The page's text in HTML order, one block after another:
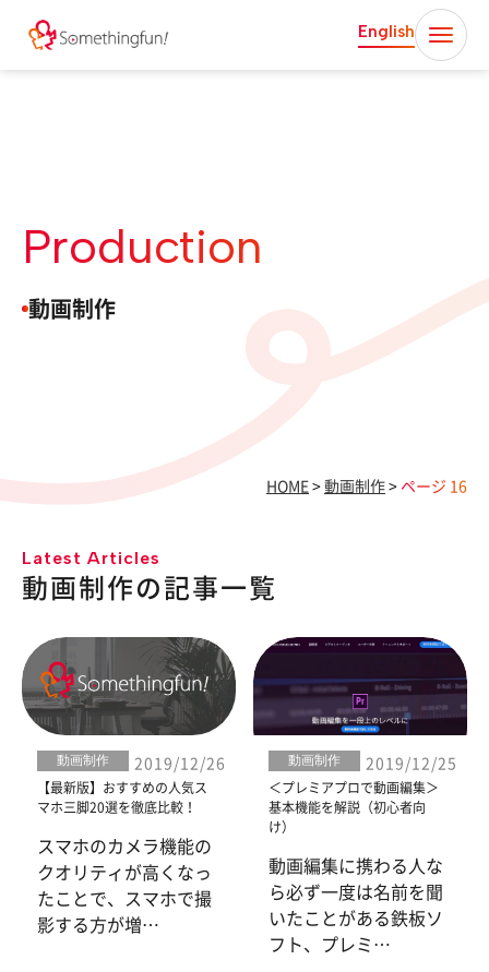
English
Production
動画制作
HOME > 動画制作 > ページ 16
Latest Articles
動画制作の記事一覧
動画制作 2019/12/26
【最新版】おすすめの人気ス
マホ三脚20選を徹底比較！
スマホのカメラ機能の
クオリティが高くなっ
たことで、スマホで撮
影する方が増…
動画制作 2019/12/25
＜プレミアプロで動画編集＞
基本機能を解説（初心者向
け）
動画編集に携わる人な
ら必ず一度は名前を聞
いたことがある鉄板ソ
フト、プレミ…